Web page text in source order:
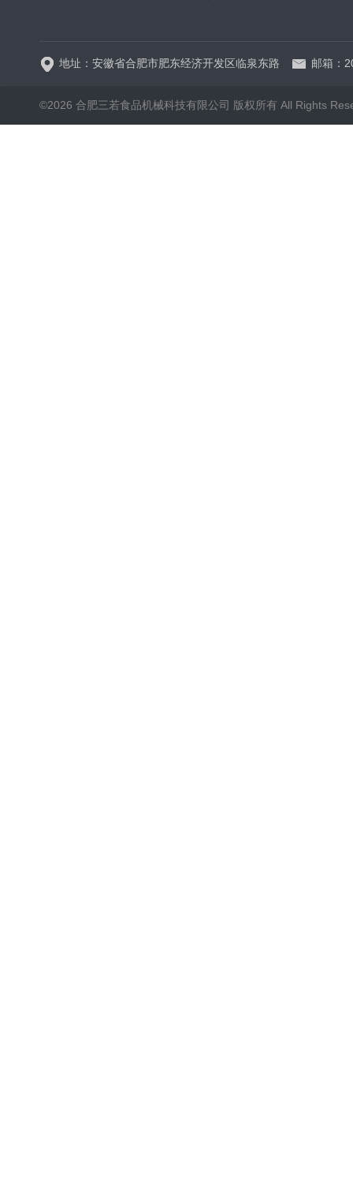
地址：安徽省合肥市肥东经济开发区临泉东路 邮箱：
©2026 合肥三若食品机械科技有限公司 版权所有 All Rights